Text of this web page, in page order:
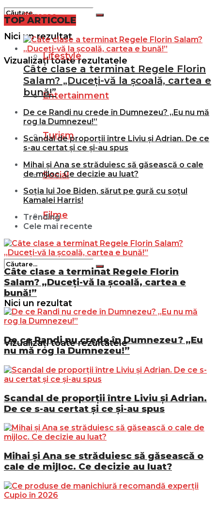
Nici un rezultat
Vizualizați toate rezultatele
Diverse
Lifestyle
Entertainment
Turism
Social
Filme
Nici un rezultat
Vizualizați toate rezultatele
TOP ARTICOLE
Câte clase a terminat Regele Florin
Salam? „Duceți-vă la școală, cartea e
bună!”
De ce Randi nu crede în Dumnezeu? „Eu nu mă
rog la Dumnezeu!”
Scandal de proporții între Liviu și Adrian. De ce
s-au certat și ce și-au spus
Mihai și Ana se străduiesc să găsească o cale
de mijloc. Ce decizie au luat?
Soția lui Joe Biden, sărut pe gură cu soțul
Kamalei Harris!
Trending
Cele mai recente
Câte clase a terminat Regele Florin
Salam? „Duceți-vă la școală, cartea e
bună!”
De ce Randi nu crede în Dumnezeu? „Eu
nu mă rog la Dumnezeu!”
Scandal de proporții între Liviu și Adrian.
De ce s-au certat și ce și-au spus
Mihai și Ana se străduiesc să găsească o
cale de mijloc. Ce decizie au luat?